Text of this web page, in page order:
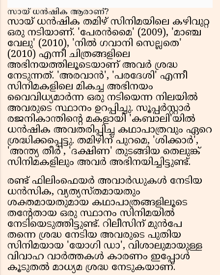
സായ് ധൻഷിക ആരാണ്?
സായ് ധൻഷിക തമിഴ് സിനിമയിലെ കഴിവുറ്റ
ഒരു നടിയാണ്. 'പേരൻമൈ' (2009), 'മാഞ്ച
വേലു' (2010), 'നിൽ ഗവാനി സെല്ലതെ'
(2010) എന്നീ ചിത്രങ്ങളിലെ
അഭിനയത്തിലൂടെയാണ് അവർ ശ്രദ്ധ
നേടുന്നത്. 'അരവാൻ', 'പരദേശി' എന്നീ
സിനിമകളിലെ മികച്ച അഭിനയം
വൈവിധ്യമാർന്ന ഒരു നടിയെന്ന നിലയിൽ
അവരുടെ സ്ഥാനം ഉറപ്പിച്ചു. സൂപ്പർസ്റ്റാർ
രജനികാന്തിൻ്റെ മകളായി 'കബാലി'യിൽ
ധൻഷിക അവതരിപ്പിച്ച കഥാപാത്രവും ഏറെ
ശ്രദ്ധിക്കപ്പെട്ടു. തമിഴിന് പുറമെ, 'ശിക്കാർ',
'അന്ത്യ തീർ', 'ദക്ഷിണ' തുടങ്ങിയ തെലുങ്ക്
സിനിമകളിലും അവർ അഭിനയിച്ചിട്ടുണ്ട്.
രണ്ട് ഫിലിംഫെയർ അവാർഡുകൾ നേടിയ
ധൻസിക, വ്യത്യസ്തമായതും
ശക്തമായതുമായ കഥാപാത്രങ്ങളിലൂടെ
തൻ്റേതായ ഒരു സ്ഥാനം സിനിമയിൽ
നേടിയെടുത്തിട്ടുണ്ട്. റിലീസിന് മുൻപേ
തന്നെ ശ്രദ്ധ നേടിയ അവരുടെ പുതിയ
സിനിമയായ 'യോഗി ഡാ', വിശാലുമായുള്ള
വിവാഹ വാർത്തകൾ കാരണം ഇപ്പോൾ
കൂടുതൽ മാധ്യമ ശ്രദ്ധ നേടുകയാണ്.